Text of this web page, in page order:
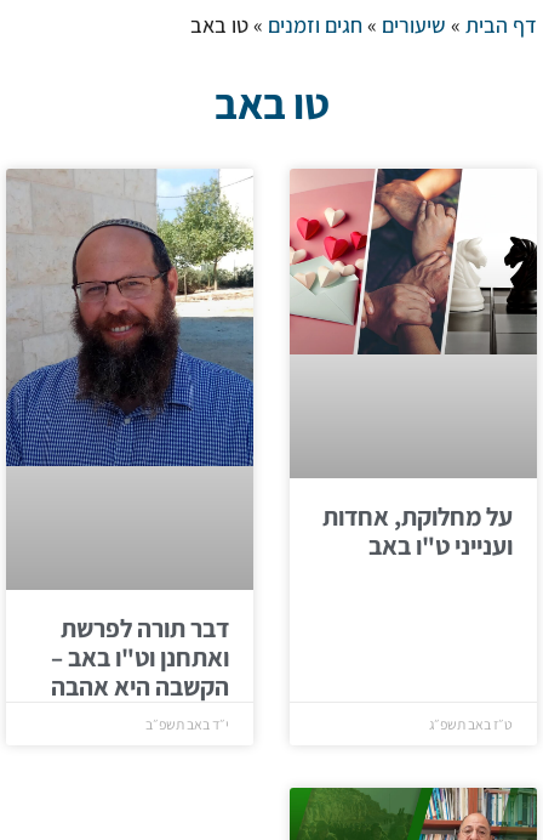
דף הבית » שיעורים »חגים וזמנים »טו באב
טו באב
על מחלוקת, אחדות
וענייני ט"ו באב
ט״ז באב תשפ״ג
דבר תורה לפרשת
ואתחנן וט"ו באב –
הקשבה היא אהבה
י״ד באב תשפ״ב